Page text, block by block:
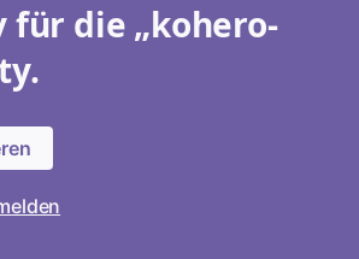
die „kohero-